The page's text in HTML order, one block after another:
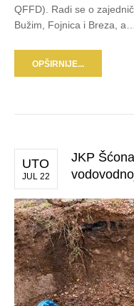
QFFD). Radi se o
Bužim, Fojnica i Breza, a…
OPŠIRNIJE...
UTO
JUL 22
JKP